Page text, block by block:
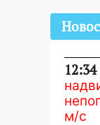
12:34
м/с